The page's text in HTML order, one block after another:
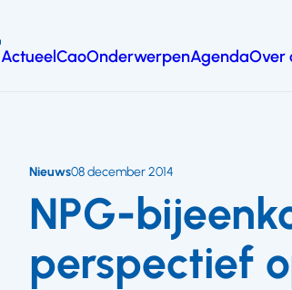
ActueelCaoOnderwerpenAgendaOver
NPG-
perspectief
Nieuws08 december 2014